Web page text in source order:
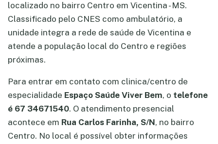
localizado no bairro Centro em Vicentina - MS.
Classificado pelo CNES como ambulatório, a
unidade integra a rede de saúde de Vicentina e
atende a população local do Centro e regiões
próximas.
Para entrar em contato com clinica/centro de
especialidade Espaço Saúde Viver Bem, o telefone
é 67 34671540. O atendimento presencial
acontece em Rua Carlos Farinha, S/N, no bairro
Centro. No local é possível obter informações